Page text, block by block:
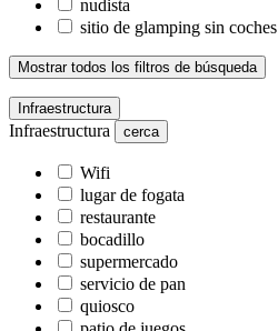
nudista
sitio de glamping sin coches
Mostrar todos los filtros de búsqueda
Infraestructura
Infraestructura cerca
Wifi
lugar de fogata
restaurante
bocadillo
supermercado
servicio de pan
quiosco